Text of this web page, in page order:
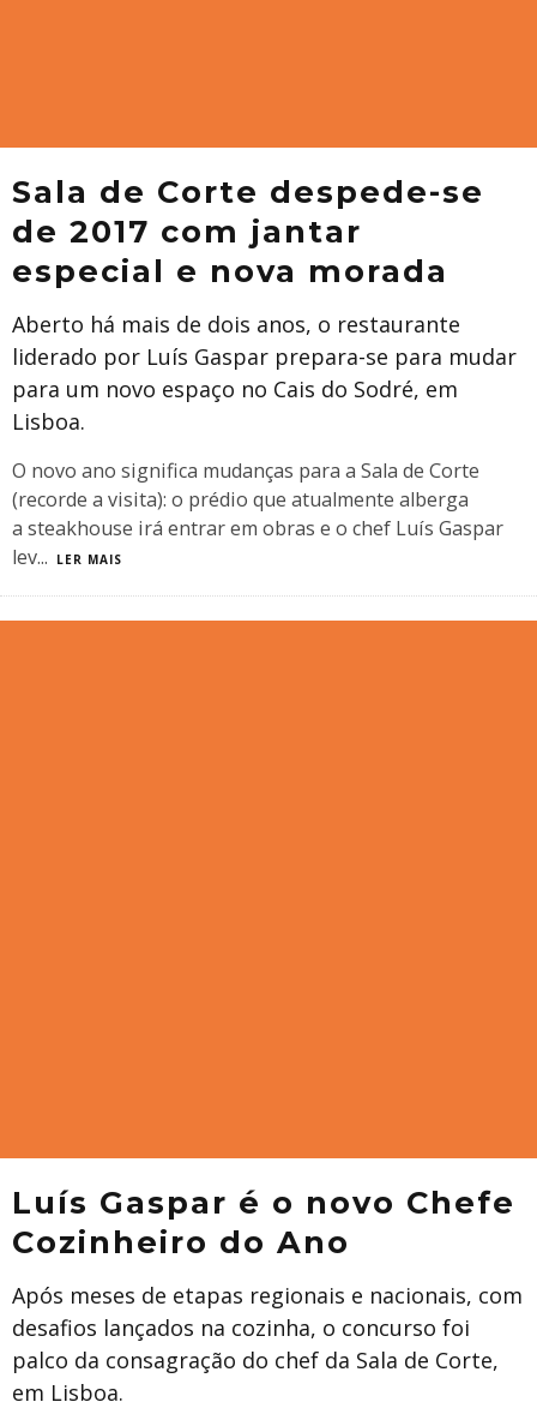
Sala de Corte despede-se
de 2017 com jantar
especial e nova morada
Aberto há mais de dois anos, o restaurante
liderado por Luís Gaspar prepara-se para mudar
para um novo espaço no Cais do Sodré, em
Lisboa.
O novo ano significa mudanças para a Sala de Corte
(recorde a visita): o prédio que atualmente alberga
a steakhouse irá entrar em obras e o chef Luís Gaspar
lev... LER MAIS
Luís Gaspar é o novo Chefe
Cozinheiro do Ano
Após meses de etapas regionais e nacionais, com
desafios lançados na cozinha, o concurso foi
palco da consagração do chef da Sala de Corte,
em Lisboa.